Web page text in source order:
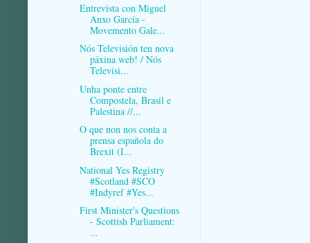
Entrevista con Miguel
Anxo García -
Movemento Gale...
Nós Televisión ten nova
páxina web! / Nós
Televisi...
Unha ponte entre
Compostela, Brasil e
Palestina //...
O que non nos conta a
prensa española do
Brexit (I...
National Yes Registry
#Scotland #SCO
#Indyref #Yes...
First Minister's Questions
- Scottish Parliament:
...